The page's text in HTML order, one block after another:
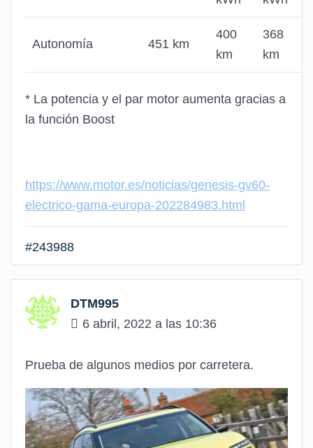
Autonomía 451 km
400
km
368
km
* La potencia y el par motor aumenta gracias a
la función Boost
https://www.motor.es/noticias/genesis-gv60-
electrico-gama-europa-202284983.html
#243988
DTM995
6 abril, 2022 a las 10:36
Prueba de algunos medios por carretera.